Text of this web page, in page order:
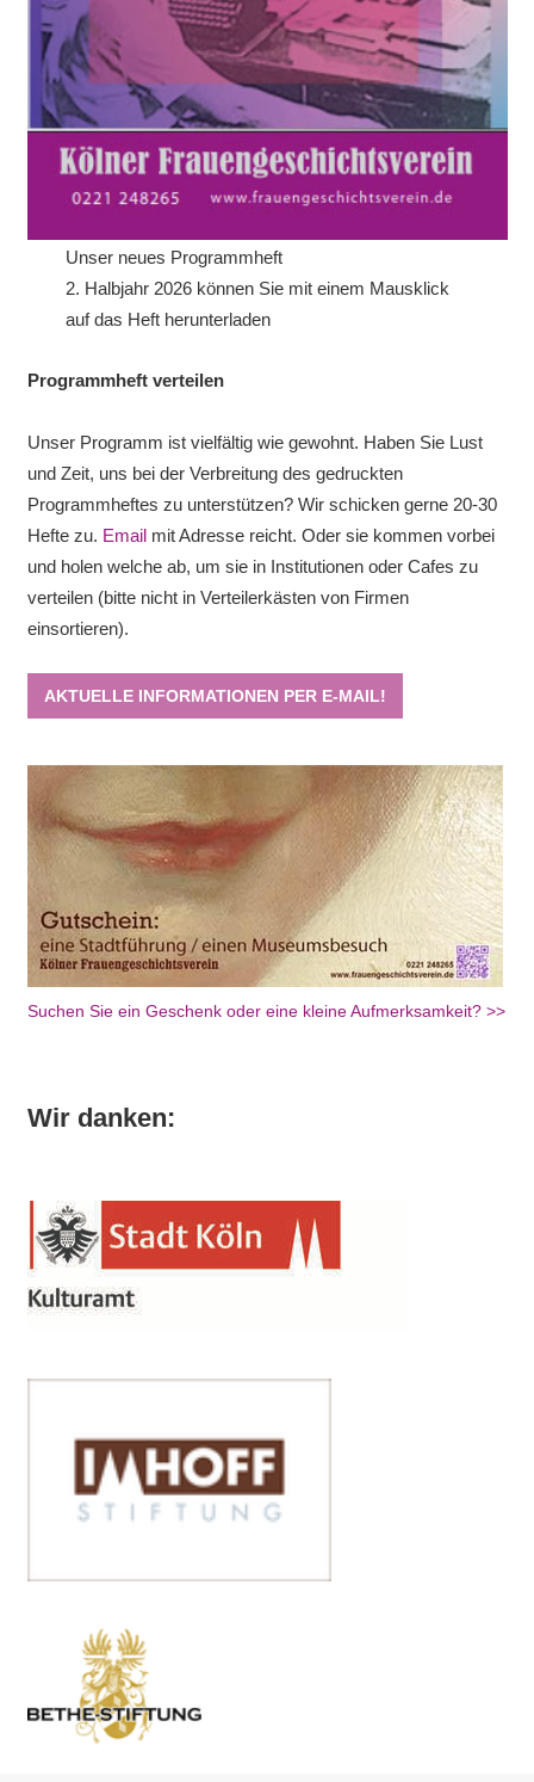
Unser neues Programmheft
2. Halbjahr 2026 können Sie mit einem Mausklick
auf das Heft herunterladen
Programmheft verteilen
Unser Programm ist vielfältig wie gewohnt. Haben Sie Lust
und Zeit, uns bei der Verbreitung des gedruckten
Programmheftes zu unterstützen? Wir schicken gerne 20-30
Hefte zu. Emailmit Adresse reicht. Oder sie kommen vorbei
und holen welche ab, um sie in Institutionen oder Cafes zu
verteilen (bitte nicht in Verteilerkästen von Firmen
einsortieren).
AKTUELLE INFORMATIONEN PER E-MAIL!
Suchen Sie ein Geschenk oder eine kleine Aufmerksamkeit? >>
Wir danken: